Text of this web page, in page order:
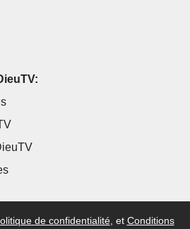
de confidentialité, et Conditions